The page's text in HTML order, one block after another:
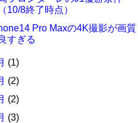
（10/8終了時点）
Pro Maxの4K撮影が画質
すぎる
(1)
(2)
(2)
(3)